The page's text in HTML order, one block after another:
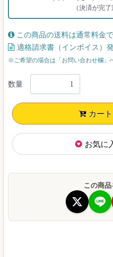
（決済が完
この商品の送料は通常料金で
適格請求書（インボイス）
※ご希望の場合は「お問い合わせ欄」
数量
カー
お気に
この商